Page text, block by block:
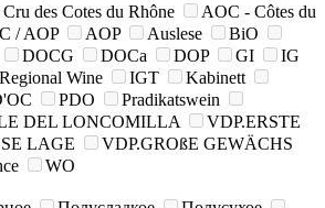
des Cotes du Rhône
AOC - Côtes du
/ AOP AOP Auslese
BiO
DOCG DOCa DOP GI
IG
Wine IGT
Kabinett
PDO
Pradikatswein
DEL LONCOMILLA
VDP.ERSTE
LAGE
VDP.GROßE GEWÄCHS
WO